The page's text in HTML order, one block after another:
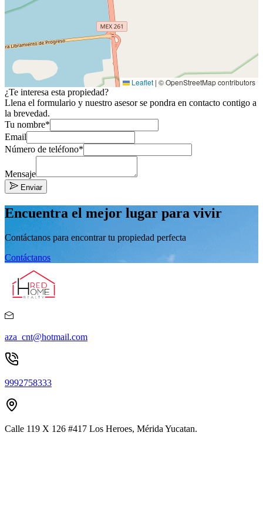
Leaflet | © OpenStreetMap contributors
¿Te interesa esta propiedad?
Llena el formulario y nuestro asesor se pondra en contacto contigo a
la brevedad.
Tu nombre*
Email
Número de teléfono*
Mensaje
Enviar
Encuentra el mejor lugar para vivir
Contáctanos para encontrar tu propiedad perfecta
Contáctanos
aza_cnt@hotmail.com
9992758333
Calle 119 X 126 #417 Los Heroes, Mérida Yucatan.